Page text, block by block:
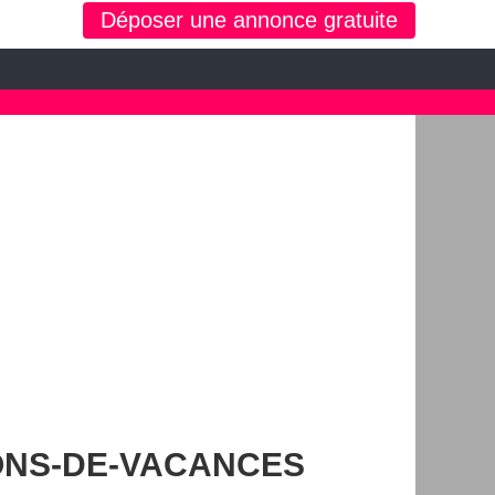
Déposer une annonce gratuite
de vacances
DE-VACANCES